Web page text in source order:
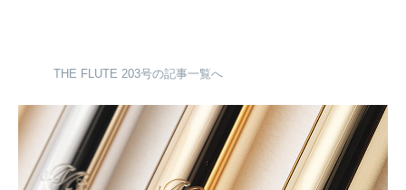
THE FLUTE 203号の記事一覧へ